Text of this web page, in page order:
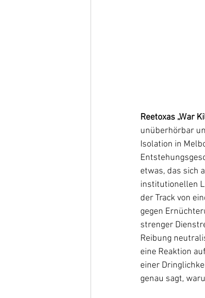
Reetoxas „War
unüberhörbar
Isolation in
etwas, das sich
institutionellen
der Track von
gegen
strenger
Reibung
eine Reaktion
einer
genau sagt,